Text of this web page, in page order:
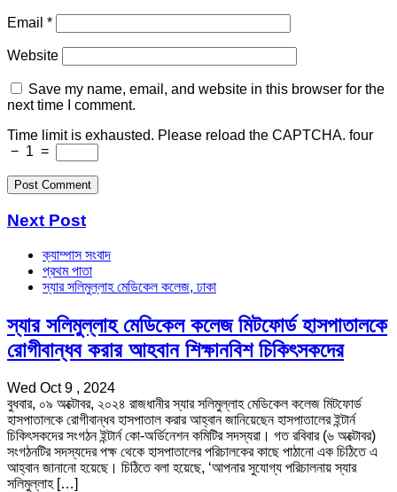
Email *
Website
Save my name, email, and website in this browser for the
next time I comment.
Time limit is exhausted. Please reload the CAPTCHA. four
− 1 =
Next Post
ক্যাম্পাস সংবাদ
প্রথম পাতা
স্যার সলিমুল্লাহ মেডিকেল কলেজ, ঢাকা
স্যার সলিমুল্লাহ মেডিকেল কলেজ মিটফোর্ড হাসপাতালকে
রোগীবান্ধব করার আহবান শিক্ষানবিশ চিকিৎসকদের
Wed Oct 9 , 2024
বুধবার, ০৯ অক্টোবর, ২০২৪ রাজধানীর স্যার সলিমুল্লাহ মেডিকেল কলেজ মিটফোর্ড
হাসপাতালকে রোগীবান্ধব হাসপাতাল করার আহ্বান জানিয়েছেন হাসপাতালের ইন্টার্ন
চিকিৎসকদের সংগঠন ইন্টার্ন কো-অর্ডিনেশন কমিটির সদস্যরা। গত রবিবার (৬ অক্টোবর)
সংগঠনটির সদস্যদের পক্ষ থেকে হাসপাতালের পরিচালকের কাছে পাঠানো এক চিঠিতে এ
আহ্বান জানানো হয়েছে। চিঠিতে বলা হয়েছে, ‘আপনার সুযোগ্য পরিচালনায় স্যার
সলিমুল্লাহ […]